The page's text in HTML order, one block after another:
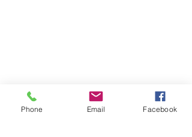
Phone Email Facebook